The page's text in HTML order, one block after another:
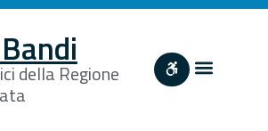
della Regione